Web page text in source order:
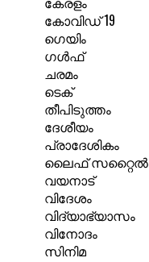
കോവിഡ് 19
ഗെയിം
ഗൾഫ്
ചരമം
ടെക്
തീപിടുത്തം
ദേശീയം
പ്രാദേശികം
ലൈഫ് സറ്റൈൽ
വയനാട്
വിദേശം
വിദ്യാഭ്യാസം
വിനോദം
സിനിമ